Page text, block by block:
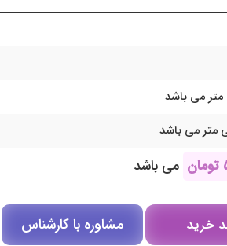
تومان می باشد
خرید مشاوره با کارشناس